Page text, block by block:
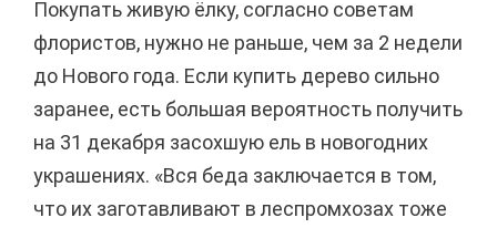
Покупать живую ёлку, согласно советам
флористов, нужно не раньше, чем за 2 недели
до Нового года. Если купить дерево сильно
заранее, есть большая вероятность получить
на 31 декабря засохшую ель в новогодних
украшениях. «Вся беда заключается в том,
что их заготавливают в леспромхозах тоже